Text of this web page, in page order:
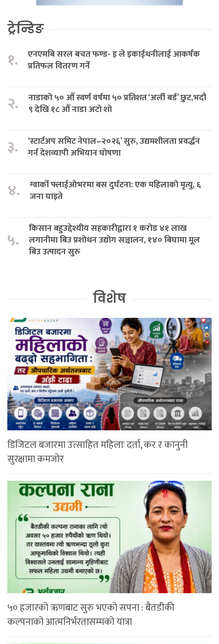
ट्रेन्डिङ
१.
एनएमबि सरल बचत फण्ड- इ ले इकाईधनीलाई आकर्षक
प्रतिफल वितरण गर्ने
२.
नाडाको ५० औँ स्वर्ण वर्षमा ५० प्रतिशत ‘अर्ली बर्ड’ छुट,भदौ
९ देखि १८ औँ नाडा अटो शो
३.
‘स्टार्टअप समिट नेपाल–२०२६’ सुरु, उद्यमशीलता प्रवर्द्धन
गर्न देशव्यापी अभियान घोषणा
४.
ग्वार्को फ्लाईओभरमा बस दुर्घटना: एक महिलाको मृत्यु, ६
जना घाइते
५.
किसान बहुउद्देश्यीय सहकारीद्वारा १ करोड ४१ लाख
लगानीमा बिउ प्रशोधन उद्योग सञ्चालन, १४० बिघामा मूल
बिउ उत्पादन सुरु
विशेष
डिजिटल बजारमा उत्साहित महिलाः दर्ता, कर र कानुनी
सुरक्षामा कमजोर
५० हजारको ऋणबाट सुरु भएको सपना : बैतडीकी
कल्पनाको आत्मनिर्भरतासम्मको यात्रा